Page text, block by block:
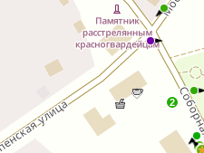
2
2